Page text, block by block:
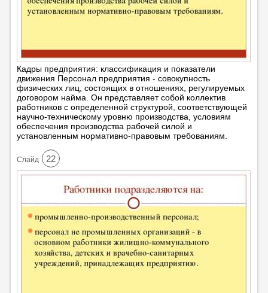
Кадры предприятия: классификация и показатели
движения Персонал предприятия - совокупность
физических лиц, состоящих в отношениях, регулируемых
договором найма. Он представляет собой коллектив
работников с определенной структурой, соответствующей
научно-техническому уровню производства, условиям
обеспечения производства рабочей силой и
установленным нормативно-правовым требованиям.
Cлайд 22